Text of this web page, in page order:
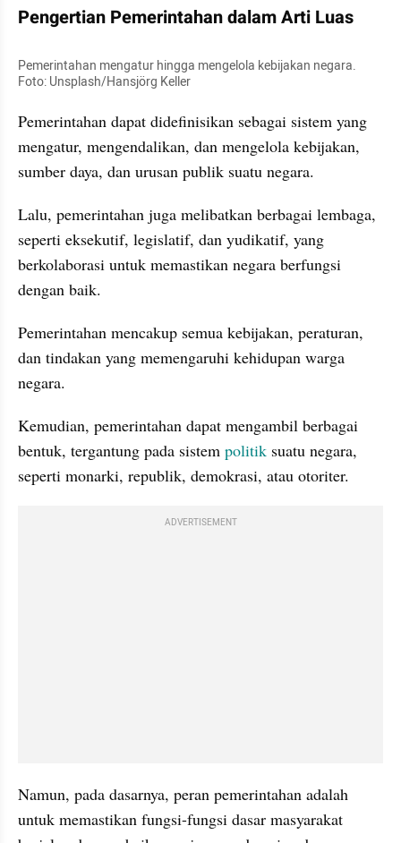
Pengertian Pemerintahan dalam Arti Luas
Pemerintahan mengatur hingga mengelola kebijakan negara.
Foto: Unsplash/Hansjörg Keller
Pemerintahan dapat didefinisikan sebagai sistem yang
mengatur, mengendalikan, dan mengelola kebijakan,
sumber daya, dan urusan publik suatu negara.
Lalu, pemerintahan juga melibatkan berbagai lembaga,
seperti eksekutif, legislatif, dan yudikatif, yang
berkolaborasi untuk memastikan negara berfungsi
dengan baik.
Pemerintahan mencakup semua kebijakan, peraturan,
dan tindakan yang memengaruhi kehidupan warga
negara.
Kemudian, pemerintahan dapat mengambil berbagai
bentuk, tergantung pada sistem politik suatu negara,
seperti monarki, republik, demokrasi, atau otoriter.
ADVERTISEMENT
Namun, pada dasarnya, peran pemerintahan adalah
untuk memastikan fungsi-fungsi dasar masyarakat